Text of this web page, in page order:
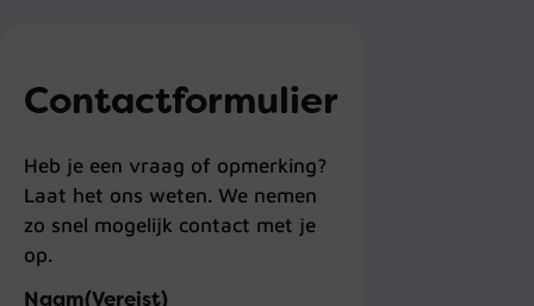
Contactformulier
Heb je een vraag of opmerking?
Laat het ons weten. We nemen
zo snel mogelijk contact met je
op.
Naam(Vereist)